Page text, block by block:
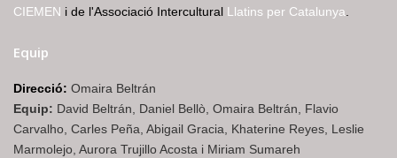
CIEMEN i de l'Associació Intercultural Llatins per Catalunya
Equip
Direcció: Omaira Beltrán
Equip: David Beltrán, Daniel Bellò, Omaira Beltrán, Flavio
Carvalho, Carles Peña, Abigail Gracia, Khaterine Reyes, Leslie
Marmolejo, Aurora Trujillo Acosta i Miriam Sumareh